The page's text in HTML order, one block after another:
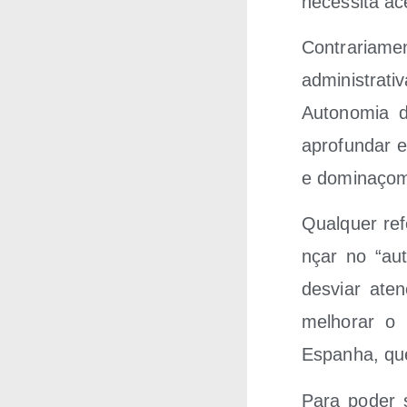
Auto­no­mia
apro­fun­dar
e
Qual­quer
nçar no
des­viar
melho­rar o
Espanha,
Para poder